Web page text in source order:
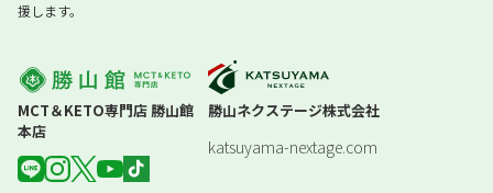
援します。
MCT＆KETO専門店 勝山館
本店
勝山ネクステージ株式会社
katsuyama-nextage.com